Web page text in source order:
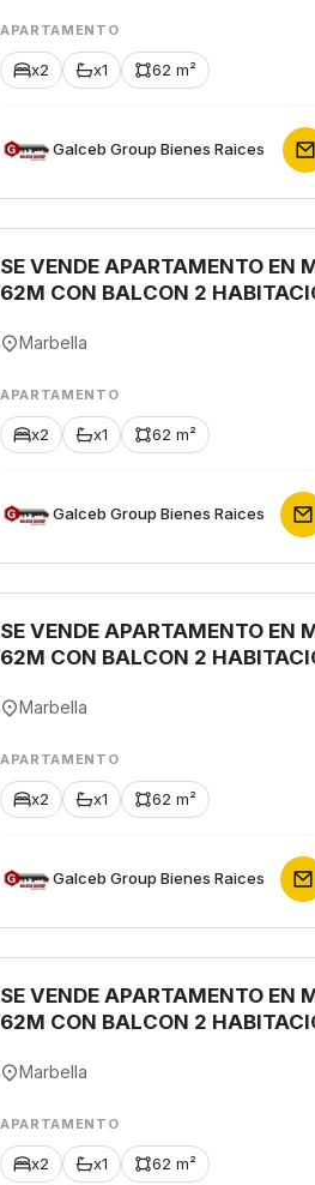
APARTAMENTO
x2 x1 62 m²
Galceb Group Bienes Raices
SE VENDE APARTAMENTO EN
62M CON BALCON 2
Marbella
APARTAMENTO
x2 x1 62 m²
Galceb Group Bienes Raices
SE VENDE APARTAMENTO EN
62M CON BALCON 2
Marbella
APARTAMENTO
x2 x1 62 m²
Galceb Group Bienes Raices
SE VENDE APARTAMENTO EN
62M CON BALCON 2
Marbella
APARTAMENTO
x2 x1 62 m²